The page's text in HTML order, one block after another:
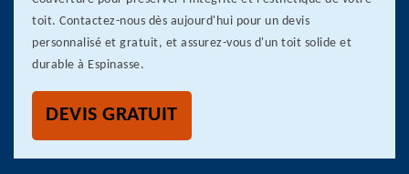
toit. Contactez-nous dès aujourd'hui pour un devis
personnalisé et gratuit, et assurez-vous d'un toit solide et
durable à Espinasse.
DEVIS GRATUIT